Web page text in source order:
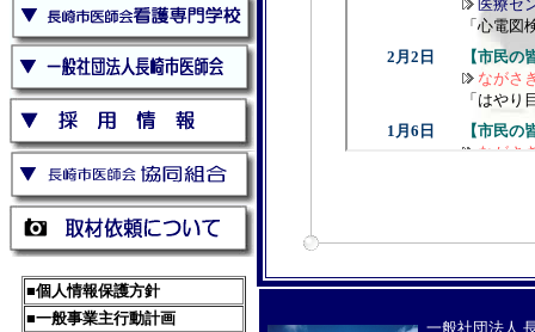
一般社団法人
■個人情報保護方針
■一般事業主行動計画